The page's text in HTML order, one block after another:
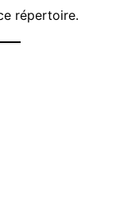
répertoire.